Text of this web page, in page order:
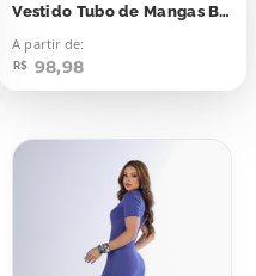
Vestido Tubo de Mangas Bege Concha
A partir de:
R$ 98,98